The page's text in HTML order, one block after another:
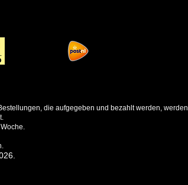
die aufgegeben und bezahlt werden, werden